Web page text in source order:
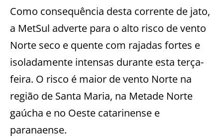
Como consequência desta corrente de jato,
a MetSul adverte para o alto risco de vento
Norte seco e quente com rajadas fortes e
isoladamente intensas durante esta terça-
feira. O risco é maior de vento Norte na
região de Santa Maria, na Metade Norte
gaúcha e no Oeste catarinense e
paranaense.